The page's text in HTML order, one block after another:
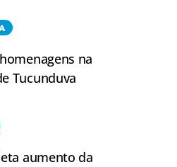
na
Tucunduva
aumento da